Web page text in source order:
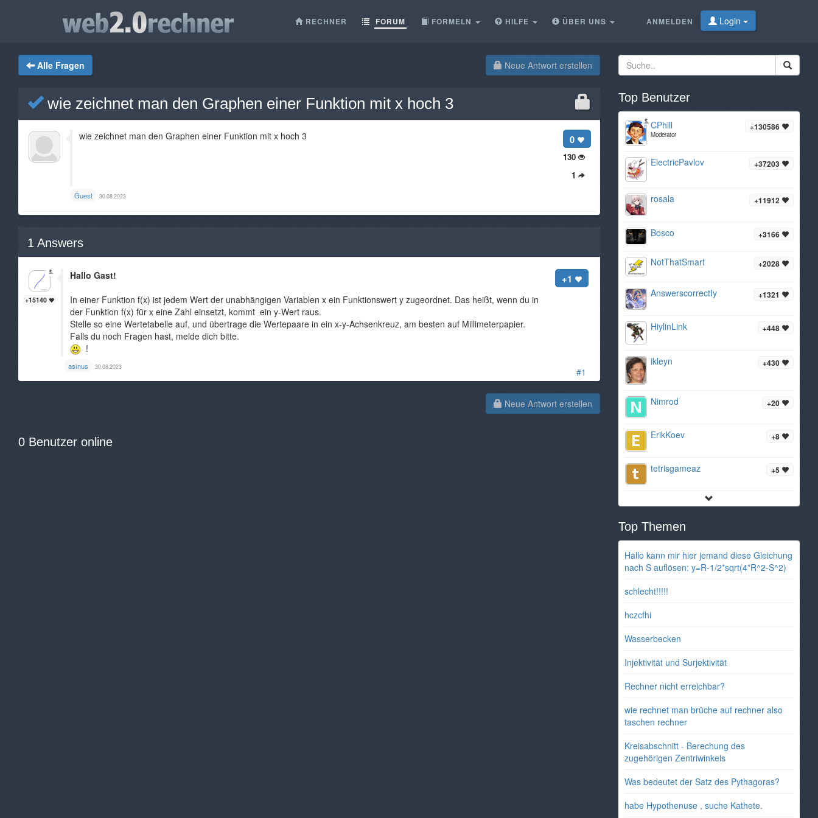
ANMELDEN Login
RECHNER FORUM FORMELN HILFE ÜBER UNS
Neue Antwort erstellen
Alle Fragen
wie zeichnet man den Graphen einer Funktion mit x hoch 3
0
130
1
wie zeichnet man den Graphen einer Funktion mit x hoch 3
Guest 30.08.2023
1 Answers
#1
+15140
+1
Hallo Gast!
In einer Funktion f(x) ist jedem Wert der unabhängigen Variablen x ein Funktionswert y zugeordnet. Das heißt, wenn du in
der Funktion f(x) für x eine Zahl einsetzt, kommt ein y-Wert raus.
Stelle so eine Wertetabelle auf, und übertrage die Wertepaare in ein x-y-Achsenkreuz, am besten auf Millimeterpapier.
Falls du noch Fragen hast, melde dich bitte.
!
asinus 30.08.2023
Neue Antwort erstellen
0 Benutzer online
Top Benutzer
+130586
CPhill
Moderator
+37203
ElectricPavlov
+11912
rosala
+3166
Bosco
+2028
NotThatSmart
+1321
AnswerscorrectIy
+448
HiylinLink
+430
ikleyn
+20
Nimrod
+8
ErikKoev
+5
tetrisgameaz
Top Themen
Hallo kann mir hier jemand diese Gleichung
nach S auflösen: y=R-1/2*sqrt(4*R^2-S^2)
schlecht!!!!!
hczcfhi
Wasserbecken
Injektivität und Surjektivität
Rechner nicht erreichbar?
wie rechnet man brüche auf rechner also
taschen rechner
Kreisabschnitt - Berechung des
zugehörigen Zentriwinkels
Was bedeutet der Satz des Pythagoras?
habe Hypothenuse , suche Kathete.